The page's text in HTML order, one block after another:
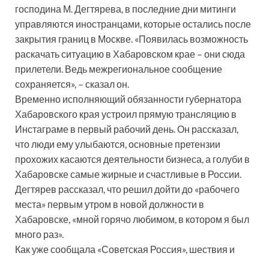
господина М. Дегтярева, в последние дни митинги
управляются иностранцами, которые остались после
закрытия границ в Москве. «Появилась возможность
раскачать ситуацию в Хабаровском крае – они сюда
прилетели. Ведь межрегиональное сообщение
сохраняется», – сказал он.
Временно исполняющий обязанности губернатора
Хабаровского края устроил прямую трансляцию в
Инстаграме в первый рабочий день. Он рассказал,
что люди ему улыбаются, основные претензии
прохожих касаются деятельности бизнеса, а голуби в
Хабаровске самые жирные и счастливые в России.
Дегтярев рассказал, что решил дойти до «рабочего
места» первым утром в новой должности в
Хабаровске, «мной горячо любимом, в котором я был
много раз».
Как уже сообщала «Советская Россия», шествия и